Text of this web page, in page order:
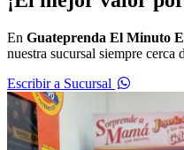
En Guateprenda El Minuto
nuestra sucursal siempre cerca
Escribir a Sucursal